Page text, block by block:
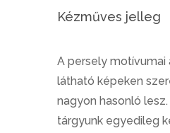
Kézműves jelleg
A persely motívumai
látható képeken
nagyon hasonló
tárgyunk egyedileg